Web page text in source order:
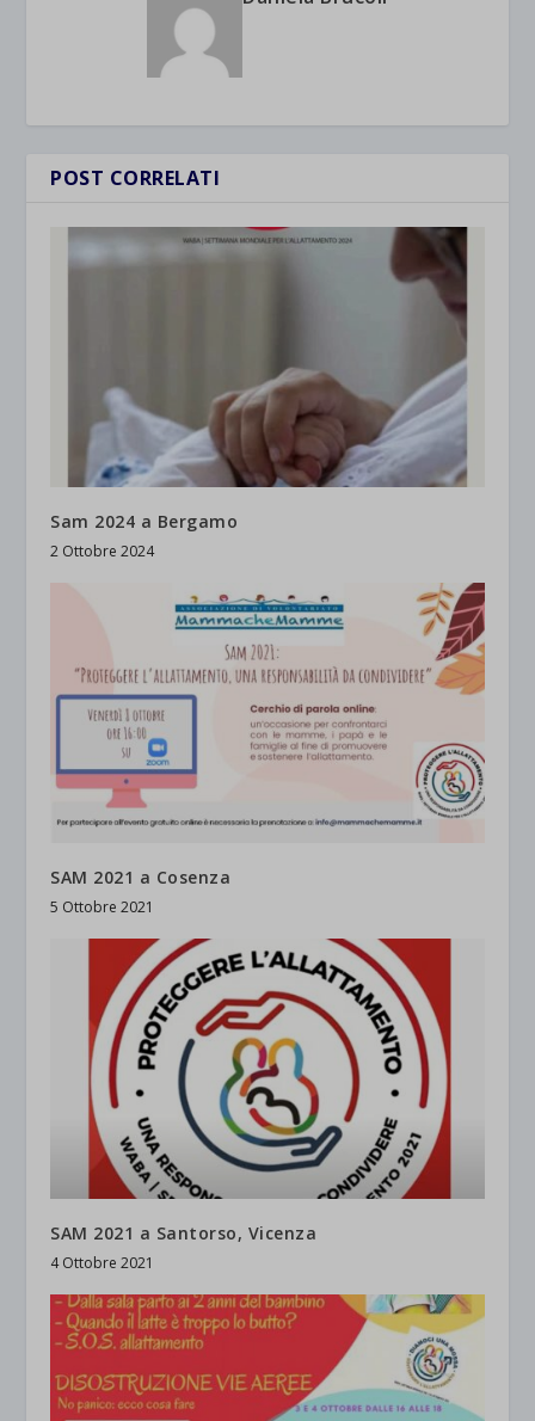
POST CORRELATI
Sam 2024 a Bergamo
2 Ottobre 2024
SAM 2021 a Cosenza
5 Ottobre 2021
SAM 2021 a Santorso, Vicenza
4 Ottobre 2021